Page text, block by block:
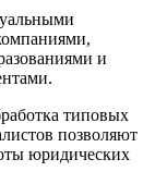
и
типовых
позволяют
юридических